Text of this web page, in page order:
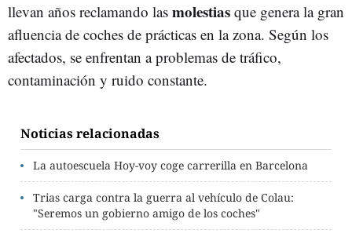
llevan años reclamando las molestias que genera la gran
afluencia de coches de prácticas en la zona. Según los
afectados, se enfrentan a problemas de tráfico,
contaminación y ruido constante.
Noticias relacionadas
La autoescuela Hoy-voy coge carrerilla en Barcelona
Trias carga contra la guerra al vehículo de Colau:
"Seremos un gobierno amigo de los coches"